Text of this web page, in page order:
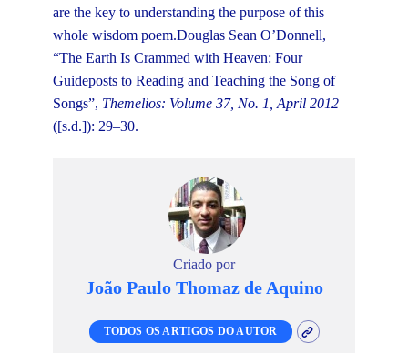
are the key to understanding the purpose of this
whole wisdom poem.Douglas Sean O’Donnell,
“The Earth Is Crammed with Heaven: Four
Guideposts to Reading and Teaching the Song of
Songs”, Themelios: Volume 37, No. 1, April 2012
([s.d.]): 29–30.
Criado por
João Paulo Thomaz de Aquino
TODOS OS ARTIGOS DO AUTOR